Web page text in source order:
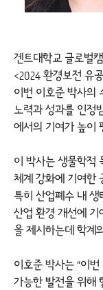
겐트대학교 글로벌
<2024 환경보전 유
이번 이호준 박사의
노력과 성과를 인정
에서의 기여가 높이
이 박사는 생물학적
체계 강화에 기여한
특히 산업폐수 내
산업 환경 개선에
을 제시하는데 학계
이호준 박사는 “이
가능한 발전을 위해